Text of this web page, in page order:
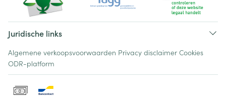
Juridische links
Algemene verkoopsvoorwaarden Privacy disclaimer Cookies
ODR-platform